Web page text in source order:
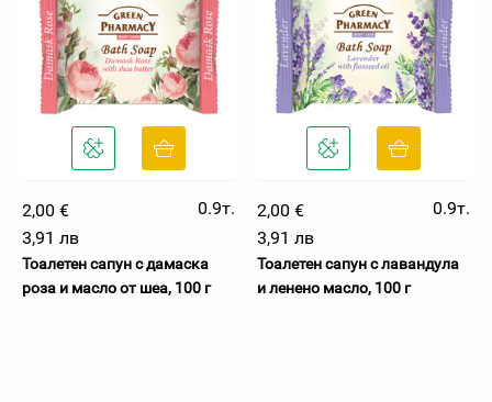
2,00 €
0.9т.
3,91 лв
Тоалетен сапун с дамаска
роза и масло от шеа, 100 г
2,00 €
0.9т.
3,91 лв
Тоалетен сапун с лавандула
и ленено масло, 100 г